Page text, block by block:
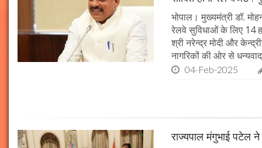
भोपाल। मुख्यमंत्री डॉ.
रेलवे सुविधाओं के लिए 14
श्री नरेन्द्र मोदी और
नागरिकों की ओर से
04-Feb-2025
राज्यपाल मंगुभाई पटेल ने